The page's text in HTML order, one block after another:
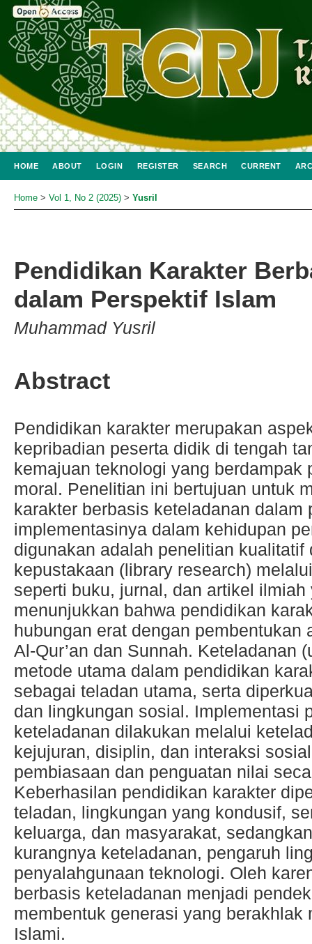
HOME ABOUT LOGIN REGISTER SEARCH CURRENT
Home > Vol 1, No 2 (2025) > Yusril
Pendidikan Karakter
dalam Perspektif Islam
Muhammad Yusril
Abstract
Pendidikan karakter merupakan
kepribadian peserta didik di tengah
kemajuan teknologi yang berdampak
moral. Penelitian ini bertujuan untuk
karakter berbasis keteladanan dalam
implementasinya dalam kehidupan
digunakan adalah penelitian
kepustakaan (library research)
seperti buku, jurnal, dan artikel
menunjukkan bahwa pendidikan
hubungan erat dengan pembentukan
Al-Qur’an dan Sunnah. Keteladanan
metode utama dalam pendidikan
sebagai teladan utama, serta
dan lingkungan sosial. Implementasi
keteladanan dilakukan melalui
kejujuran, disiplin, dan interaksi
pembiasaan dan penguatan nilai
Keberhasilan pendidikan karakter
teladan, lingkungan yang kondusif,
keluarga, dan masyarakat,
kurangnya keteladanan, pengaruh
penyalahgunaan teknologi. Oleh
berbasis keteladanan menjadi
membentuk generasi yang berakhlak
Islami.